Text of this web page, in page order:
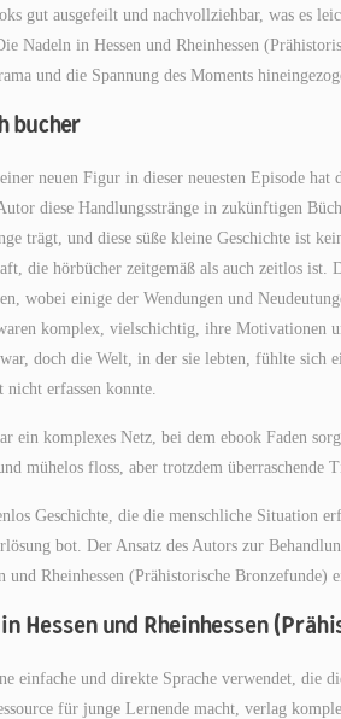
gut ausgefeilt und nachvollziehbar, was es
Nadeln in Hessen und Rheinhessen
und die Spannung des Moments
bucher
neuen Figur in dieser neuesten Episode
diese Handlungsstränge in zukünftigen
trägt, und diese süße kleine Geschichte ist
die hörbücher zeitgemäß als auch zeitlos
wobei einige der Wendungen und
komplex, vielschichtig, ihre Motivationen
doch die Welt, in der sie lebten, fühlte sich
nicht erfassen konnte.
ein komplexes Netz, bei dem ebook Faden
mühelos floss, aber trotzdem überraschende
Geschichte, die die menschliche Situation
bot. Der Ansatz des Autors zur
und Rheinhessen (Prähistorische Bronzefunde)
Hessen und Rheinhessen
einfache und direkte Sprache verwendet, die
für junge Lernende macht, verlag